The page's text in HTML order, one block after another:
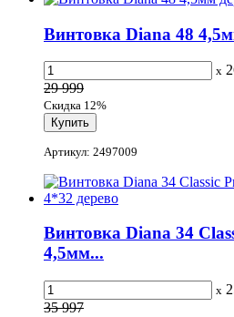
Винтовка Diana 48
x
29 999
Скидка 12%
Артикул: 2497009
Винтовка Diana 34
4,5мм...
x
35 997